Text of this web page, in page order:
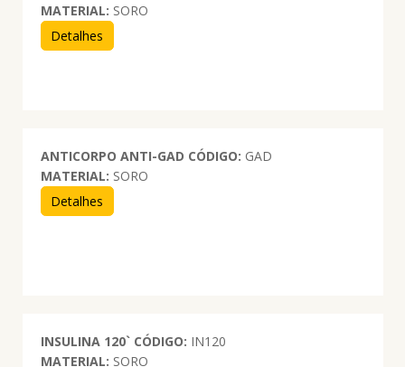
MATERIAL: SORO
Detalhes
ANTICORPO ANTI-GAD CÓDIGO: GAD
MATERIAL: SORO
Detalhes
INSULINA 120` CÓDIGO: IN120
MATERIAL: SORO